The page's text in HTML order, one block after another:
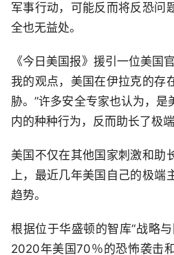
军事行动，可能反而将反恐问
全也无益处。
《今日美国报》援引一位美国
我的观点，美国在伊拉克的存
胁。”许多安全专家也认为，
内的种种行为，反而助长了极
美国不仅在其他国家刺激和助
上，最近几年美国自己的极端
趋势。
根据位于华盛顿的智库“战略与
2020年美国70％的恐怖袭击